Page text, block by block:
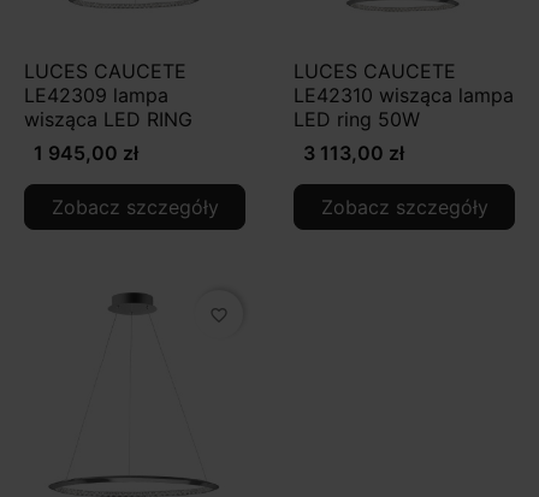
LUCES CAUCETE
LE42309 lampa
wisząca LED RING
1 945,00 zł
Zobacz szczegóły
LUCES CAUCETE
LE42310 wisząca lampa
LED ring 50W
3 113,00 zł
Zobacz szczegóły
favorite_border